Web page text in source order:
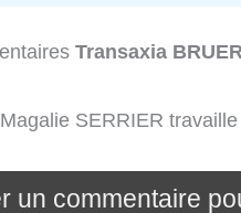
Transaxia
SERRIER
un commentaire